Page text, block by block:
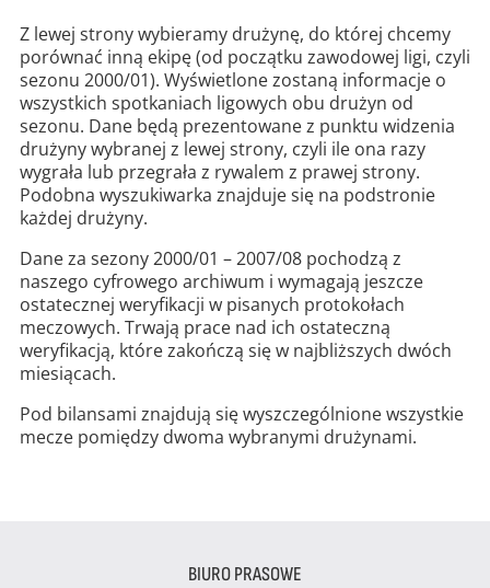
Z lewej strony wybieramy drużynę, do której chcemy
porównać inną ekipę (od początku zawodowej ligi, czyli
sezonu 2000/01). Wyświetlone zostaną informacje o
wszystkich spotkaniach ligowych obu drużyn od
sezonu. Dane będą prezentowane z punktu widzenia
drużyny wybranej z lewej strony, czyli ile ona razy
wygrała lub przegrała z rywalem z prawej strony.
Podobna wyszukiwarka znajduje się na podstronie
każdej drużyny.
Dane za sezony 2000/01 – 2007/08 pochodzą z
naszego cyfrowego archiwum i wymagają jeszcze
ostatecznej weryfikacji w pisanych protokołach
meczowych. Trwają prace nad ich ostateczną
weryfikacją, które zakończą się w najbliższych dwóch
miesiącach.
Pod bilansami znajdują się wyszczególnione wszystkie
mecze pomiędzy dwoma wybranymi drużynami.
BIURO PRASOWE